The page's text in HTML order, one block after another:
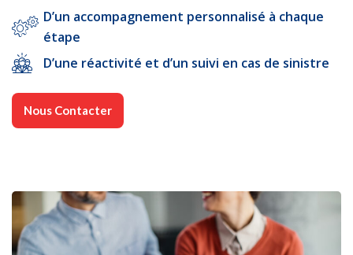
D’un accompagnement personnalisé à chaque
étape
D’une réactivité et d’un suivi en cas de sinistre
Nous Contacter